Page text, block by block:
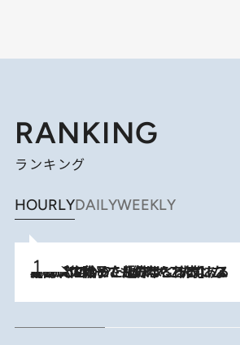
RANKING
ランキング
HOURLYDAILYWEEKLY
2026.8.5
【阿川佐和子さんの年とる力】なぜ70代で始めた趣味は“こんなに楽しい”のか？ ピアノ、俳句…スランプに陥っても続けられる“ある秘訣”とは